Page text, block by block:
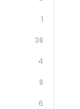
1
38
4
8
6